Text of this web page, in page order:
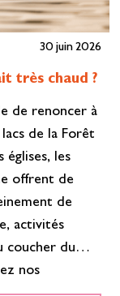
30 juin 2026
très chaud ?
de renoncer à
de la Forêt
églises, les
offrent de
de
activités
coucher du
nos